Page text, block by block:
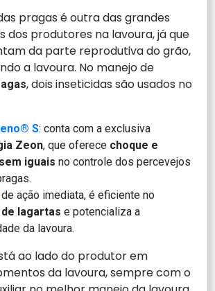
pragas é outra das grandes
dos produtores na lavoura, já que
da parte reprodutiva do grão,
a lavoura. No manejo de
, dois inseticidas são usados no
S: conta com a exclusiva
Zeon, que oferece choque e
iguaisno controle dos percevejos
de ação imediata, é eficiente no
lagartas e potencializa a
da lavoura.
ao lado do produtor em
da lavoura, sempre com o